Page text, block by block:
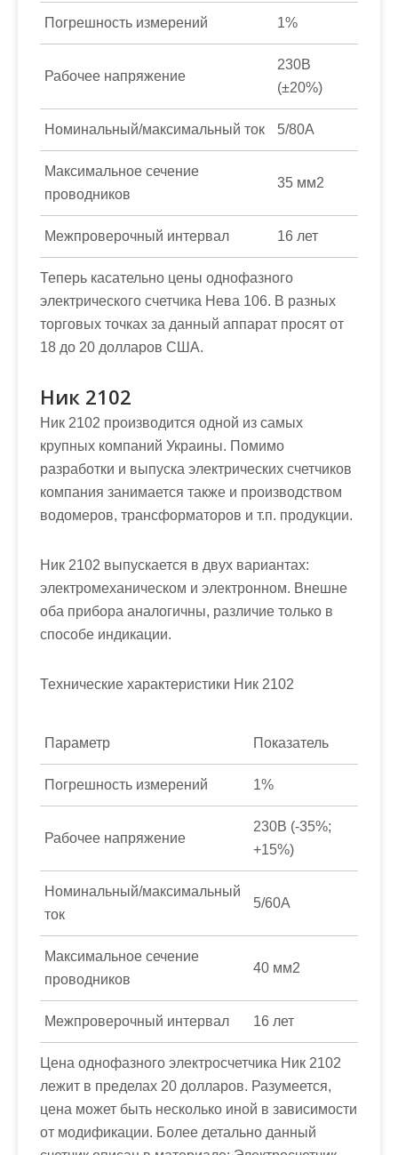
Погрешность измерений 1%
Рабочее напряжение
230В
(±20%)
Номинальный/максимальный ток 5/80А
Максимальное сечение
проводников
35 мм2
Межпроверочный интервал 16 лет
Теперь касательно цены однофазного
электрического счетчика Нева 106. В разных
торговых точках за данный аппарат просят от
18 до 20 долларов США.
Ник 2102
Ник 2102 производится одной из самых
крупных компаний Украины. Помимо
разработки и выпуска электрических счетчиков
компания занимается также и производством
водомеров, трансформаторов и т.п. продукции.
Ник 2102 выпускается в двух вариантах:
электромеханическом и электронном. Внешне
оба прибора аналогичны, различие только в
способе индикации.
Технические характеристики Ник 2102
Параметр Показатель
Погрешность измерений 1%
Рабочее напряжение
230В (-35%;
+15%)
Номинальный/максимальный
ток
5/60А
Максимальное сечение
проводников
40 мм2
Межпроверочный интервал 16 лет
Цена однофазного электросчетчика Ник 2102
лежит в пределах 20 долларов. Разумеется,
цена может быть несколько иной в зависимости
от модификации. Более детально данный